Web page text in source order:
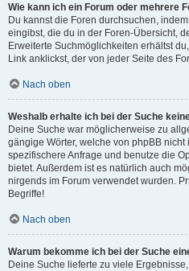
Wie kann ich ein Forum oder mehrere
Du kannst die Foren durchsuchen,
eingibst, die du in der Foren-Übersicht,
Erweiterte Suchmöglichkeiten erhältst
Link anklickst, der von jeder Seite des
Nach oben
Weshalb erhalte ich bei der Suche
Deine Suche war möglicherweise zu
gängige Wörter, welche von phpBB
spezifischere Anfrage und benutze die
bietet. Außerdem ist es natürlich auch
nirgends im Forum verwendet wurden.
Begriffe!
Nach oben
Warum bekomme ich bei der Suche
Deine Suche lieferte zu viele